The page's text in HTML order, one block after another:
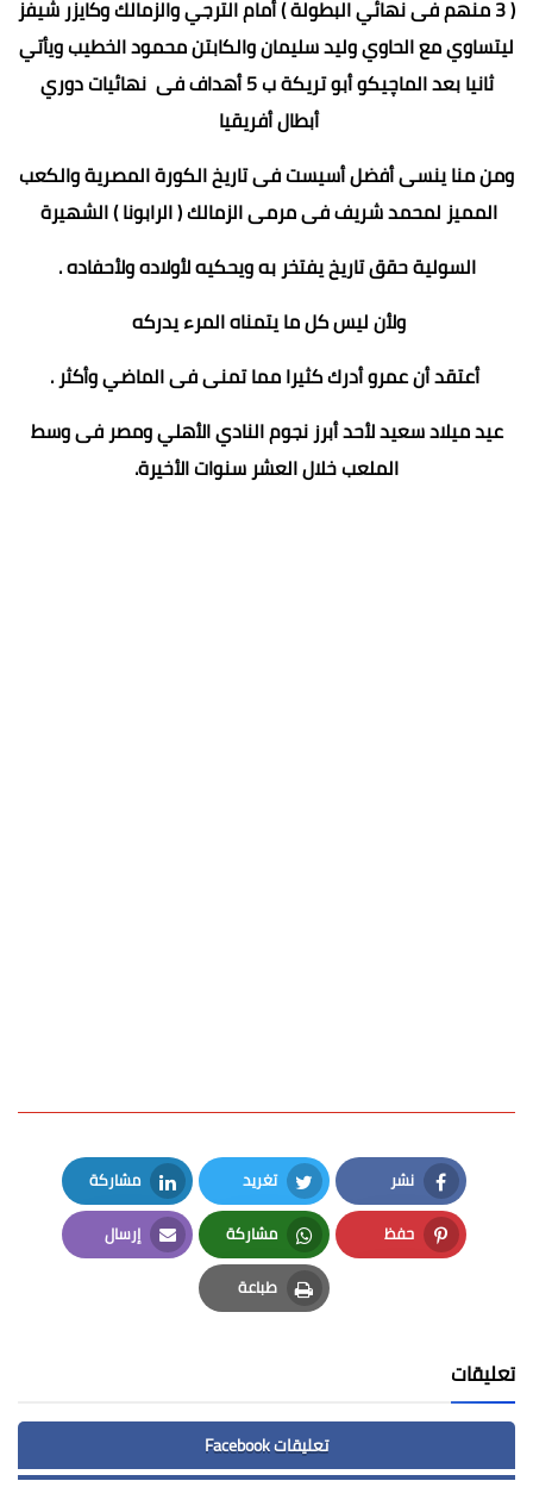
( 3 منهم فى نهائي البطولة ) أمام الترجي والزمالك وكايزر شيفز
ليتساوي مع الحاوي وليد سليمان والكابتن محمود الخطيب ويأتي
ثانيا بعد الماچيكو أبو تريكة ب 5 أهداف فى نهائيات دوري
أبطال أفريقيا
ومن منا ينسى أفضل أسيست فى تاريخ الكورة المصرية والكعب
المميز لمحمد شريف فى مرمى الزمالك ( الرابونا ) الشهيرة
السولية حقق تاريخ يفتخر به ويحكيه لأولاده ولأحفاده .
ولأن ليس كل ما يتمناه المرء يدركه
أعتقد أن عمرو أدرك كثيرا مما تمنى فى الماضي وأكثر .
عيد ميلاد سعيد لأحد أبرز نجوم النادي الأهلي ومصر فى وسط
الملعب خلال العشر سنوات الأخيرة.
نشر
Facebook
تغريد
Twitter
مشاركة
LinkedIn
حفظ
Pinterest
مشاركة
Whatsapp
إرسال
Email
طباعة
Print
تعليقات
تعليقات Facebook